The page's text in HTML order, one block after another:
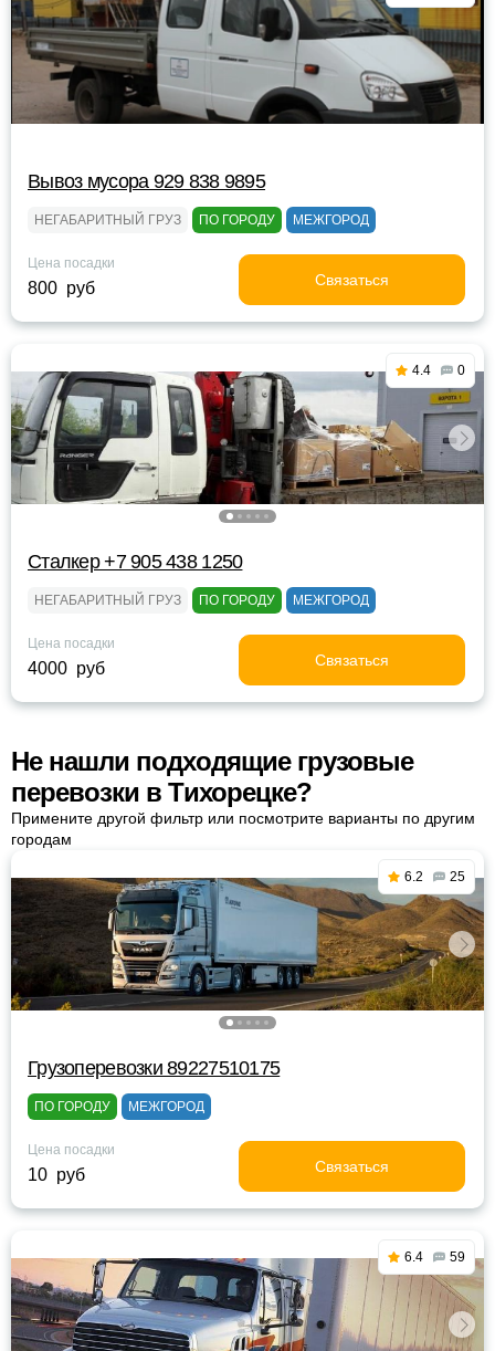
Вывоз мусора 929 838 9895
НЕГАБАРИТНЫЙ ГРУЗ ПО ГОРОДУ МЕЖГОРОД
Цена посадки
800 руб Связаться
4.4 0
Сталкер +7 905 438 1250
НЕГАБАРИТНЫЙ ГРУЗ ПО ГОРОДУ МЕЖГОРОД
Цена посадки
4000 руб Связаться
Не нашли подходящие грузовые
перевозки в Тихорецке?
Примените другой фильтр или посмотрите варианты по другим
городам
6.2 25
Грузоперевозки 89227510175
ПО ГОРОДУ МЕЖГОРОД
Цена посадки
10 руб Связаться
6.4 59